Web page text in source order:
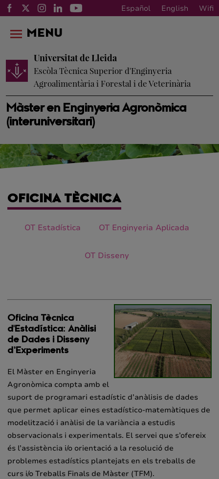
Español English Wifi
Màster en Enginyeria Agronòmica
(interuniversitari)
Universitat de Lleida
Escòla Tècnica Superior d'Enginyeria
Agroalimentària i Forestal i de Veterinària
MENU
OFICINA TÈCNICA
OT Estadística OT Enginyeria Aplicada
OT Disseny
Oficina Tècnica
d'Estadística: Anàlisi
de Dades i Disseny
d’Experiments
El Màster en Enginyeria
Agronòmica compta amb el
suport de programari estadístic d’anàlisis de dades
que permet aplicar eines estadístico-matemàtiques de
modelització i anàlisi de la variància a estudis
observacionals i experimentals. El servei que s’ofereix
és l’assistència i/o orientació a la resolució de
problemes estadístics plantejats en els treballs de
curs i/o Treballs Finals de Màster (TFM).